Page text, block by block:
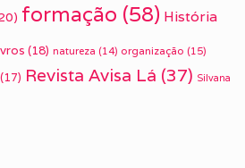
formação (58) História
(18) natureza (14) organização (15)
(17) Revista Avisa Lá (37) Silvana